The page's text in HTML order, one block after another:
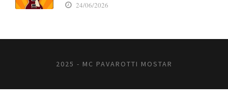
24/06/2026
2025 - MC PAVAROTTI MOSTAR